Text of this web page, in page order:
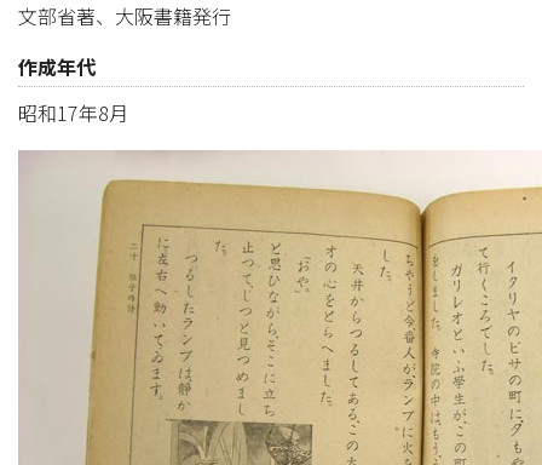
文部省著、大阪書籍発行
作成年代
昭和17年8月